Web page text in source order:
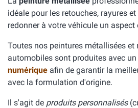
idéale pour les retouches, rayures
redonner à votre véhicule un
Toutes nos peintures métallisées et
automobiles sont produites avec un
numérique afin de garantir la
avec la formulation d'origine.
Il s'agit de produits personnalisés